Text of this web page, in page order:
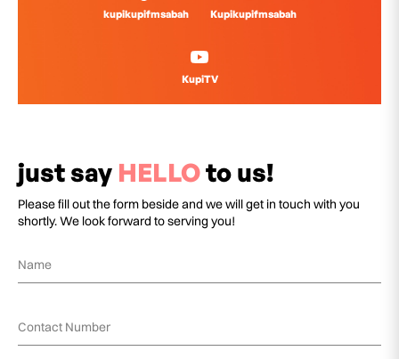
kupikupifmsabah Kupikupifmsabah
KupiTV
just say HELLOto us!
Please fill out the form beside and we will get in touch with you
shortly. We look forward to serving you!